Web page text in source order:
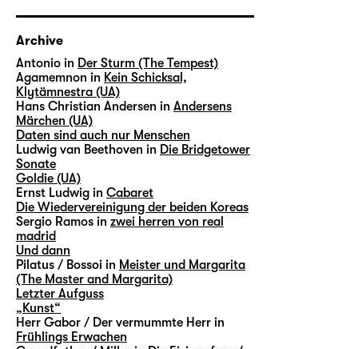
Archive
Antonio in Der Sturm (The Tempest)
Agamemnon in Kein Schicksal,
Klytämnestra (UA)
Hans Christian Andersen in Andersens
Märchen (UA)
Daten sind auch nur Menschen
Ludwig van Beethoven in Die Bridgetower
Sonate
Goldie (UA)
Ernst Ludwig in Cabaret
Die Wiedervereinigung der beiden Koreas
Sergio Ramos in zwei herren von real
madrid
Und dann
Pilatus / Bossoi in Meister und Margarita
(The Master and Margarita)
Letzter Aufguss
„Kunst“
Herr Gabor / Der vermummte Herr in
Frühlings Erwachen